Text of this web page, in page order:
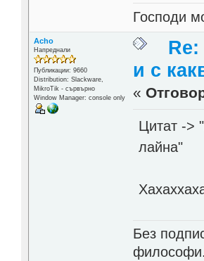
Господи
Acho
Напреднали
Публикации: 9660
Distribution: Slackware,
MikroTik - сървърно
Window Manager: console only
и с
«
Цитат ->
лайна"
Без
философи.